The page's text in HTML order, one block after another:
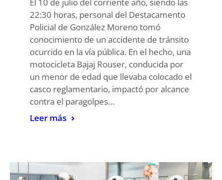
El 10 de julio del corriente año, siendo las
22:30 horas, personal del Destacamento
Policial de González Moreno tomó
conocimiento de un accidente de tránsito
ocurrido en la vía pública. En el hecho, una
motocicleta Bajaj Rouser, conducida por
un menor de edad que llevaba colocado el
casco reglamentario, impactó por alcance
contra el paragolpes…
Leer más